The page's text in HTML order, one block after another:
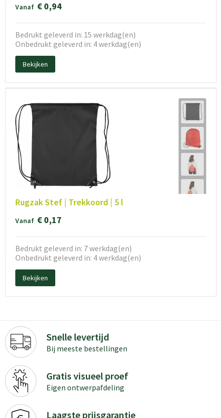
Vanaf € 0,94
Bedrukt geleverd in: 15 werkdag(en)
Onbedrukt geleverd in: 4 werkdag(en)
Bekijken
Rugzak Stef | Trekkoord | 5 l
Vanaf € 0,17
Bedrukt geleverd in: 7 werkdag(en)
Onbedrukt geleverd in: 4 werkdag(en)
Bekijken
Snelle levertijd
Bij meeste bestellingen
Gratis visueel proef
Eigen ontwerpafdeling
Laagste prijsgarantie